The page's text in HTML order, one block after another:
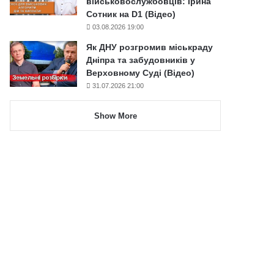
Сотник на D1 (Відео)
03.08.2026 19:00
Як ДНУ розгромив міськраду
Дніпра та забудовників у
Верховному Суді (Відео)
31.07.2026 21:00
Show More